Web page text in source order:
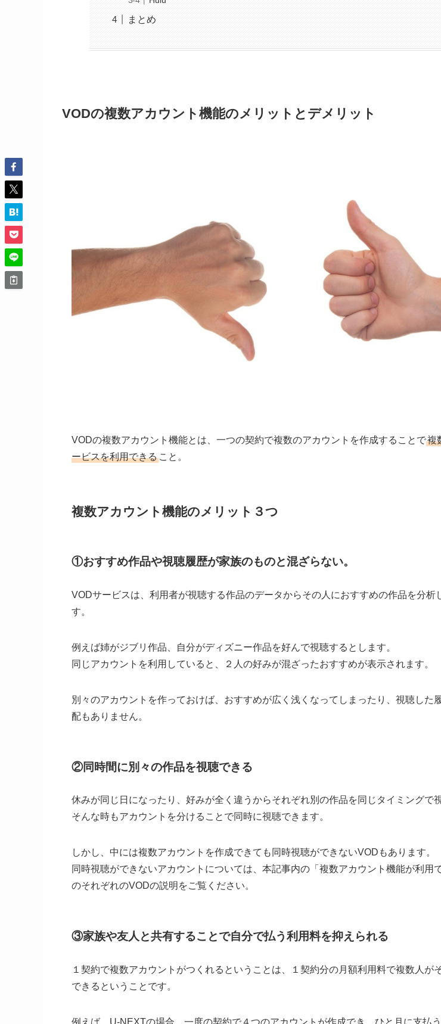
まとめ
VODの複数アカウント機能のメリットとデメリット
VODの複数アカウント機能とは、一つの契約で複数のアカウントを作成することで複
ービスを利用できる こと。
複数アカウント機能のメリット３つ
①おすすめ作品や視聴履歴が家族のものと混ざらない。
VODサービスは、利用者が視聴する作品のデータからその人におすすめの作品を分析
す。
例えば姉がジブリ作品、自分がディズニー作品を好んで視聴するとします。
同じアカウントを利用していると、２人の好みが混ざったおすすめが表示されます。
別々のアカウントを作っておけば、おすすめが広く浅くなってしまったり、視聴した
配もありません。
②同時間に別々の作品を視聴できる
休みが同じ日になったり、好みが全く違うからそれぞれ別の作品を同じタイミングで
そんな時もアカウントを分けることで同時に視聴できます。
しかし、中には複数アカウントを作成できても同時視聴ができないVODもあります。
同時視聴ができないアカウントについては、本記事内の「複数アカウント機能が利用
のそれぞれのVODの説明をご覧ください。
③家族や友人と共有することで自分で払う利用料を抑えられる
１契約で複数アカウントがつくれるということは、１契約分の月額利用料で複数人が
できるということです。
例えば、U-NEXTの場合、一度の契約で４つのアカウントが作成でき、ひと月に支払